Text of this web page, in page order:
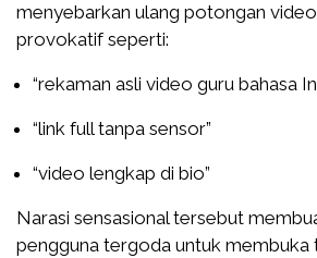
menyebarkan ulang potongan
provokatif seperti:
“rekaman asli video guru bahasa
“link full tanpa sensor”
“video lengkap di bio”
Narasi sensasional tersebut
pengguna tergoda untuk membuka